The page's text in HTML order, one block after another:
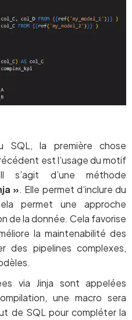
SQL, la première chose
est l’usage du motif
s’agit d’une méthode
». Elle permet d’inclure du
permet une approche
de la donnée. Cela favorise
la maintenabilité des
pipelines complexes,
via Jinja sont appelées
une macro sera
de SQL pour compléter la